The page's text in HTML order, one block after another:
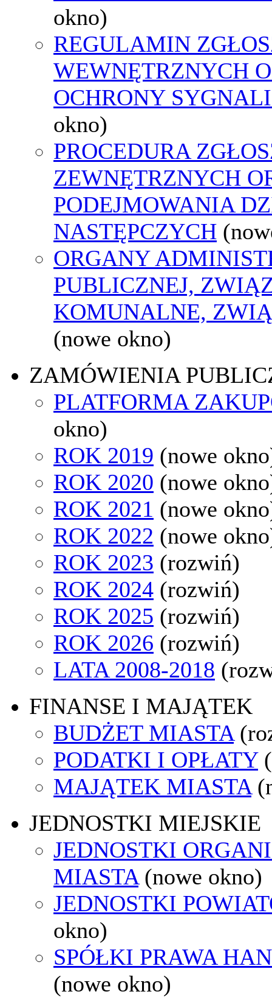
okno)
REGULAMIN
WEWNĘTRZNYCH
OCHRONY
okno)
PROCEDURA
ZEWNĘTRZNYCH
PODEJMOWANIA
NASTĘPCZYCH
ORGANY
PUBLICZNEJ,
KOMUNALNE,
(nowe okno)
ZAMÓWIENIA
PLATFORMA
okno)
ROK 2019 (nowe
ROK 2020 (nowe
ROK 2021 (nowe
ROK 2022 (nowe
ROK 2023 (rozwiń)
ROK 2024 (rozwiń)
ROK 2025 (rozwiń)
ROK 2026 (rozwiń)
LATA 2008-2018
FINANSE I MAJĄTEK
BUDŻET MIASTA
PODATKI I OPŁATY
MAJĄTEK MIASTA
JEDNOSTKI MIEJSKIE
JEDNOSTKI
MIASTA (nowe okno)
JEDNOSTKI
okno)
SPÓŁKI PRAWA
(nowe okno)